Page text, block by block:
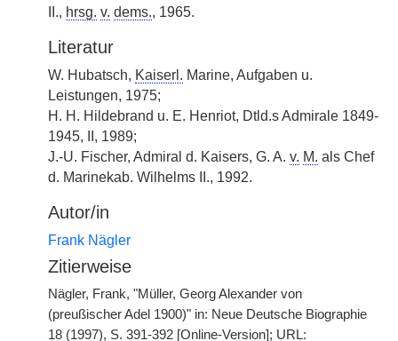
II., hrsg. v. dems., 1965.
Literatur
W. Hubatsch, Kaiserl. Marine, Aufgaben u.
Leistungen, 1975;
H. H. Hildebrand u. E. Henriot, Dtld.s Admirale 1849-
1945, II, 1989;
J.-U. Fischer, Admiral d. Kaisers, G. A. v. M. als Chef
d. Marinekab. Wilhelms II., 1992.
Autor/in
Frank Nägler
Zitierweise
Nägler, Frank, "Müller, Georg Alexander von
(preußischer Adel 1900)" in: Neue Deutsche Biographie
18 (1997), S. 391-392 [Online-Version]; URL: